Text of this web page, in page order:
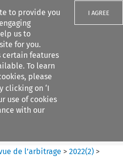
to provide you
us to
for you.
certain features
To learn
please
clicking on ‘I
use of cookies
with our
I AGREE
de l’arbitrage >2022(2) >